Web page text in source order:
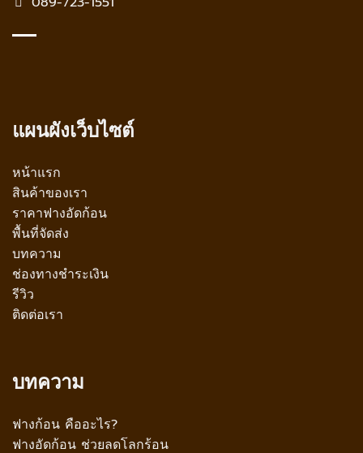
แผนผังเว็บไซต์
หน้าแรก
สินค้าของเรา
ราคาฟางอัดก้อน
พื้นที่จัดส่ง
บทความ
ช่องทางชำระเงิน
รีวิว
ติดต่อเรา
บทความ
ฟางก้อน คืออะไร?
ฟางอัดก้อน ช่วยลดโลกร้อน